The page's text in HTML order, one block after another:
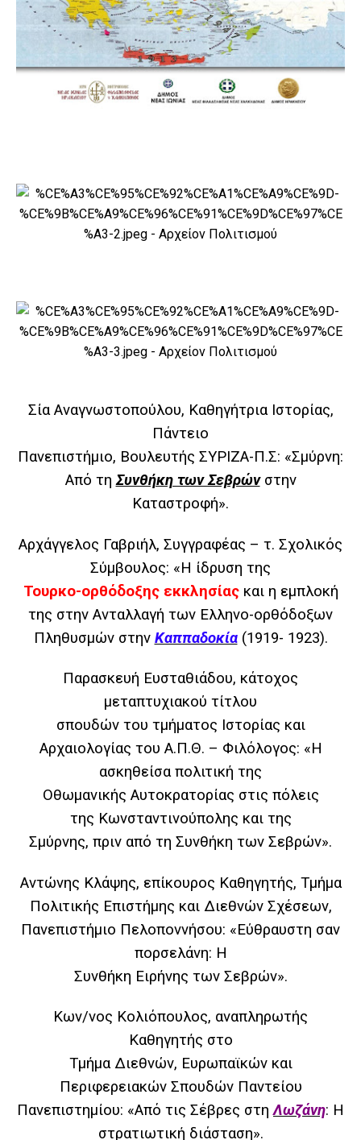
Σία Αναγνωστοπούλου, Καθηγήτρια Ιστορίας,
Πάντειο
Πανεπιστήμιο, Βουλευτής ΣΥΡΙΖΑ-Π.Σ: «Σμύρνη:
Από τηΣυνθήκη των Σεβρώνστην
Καταστροφή».
Αρχάγγελος Γαβριήλ, Συγγραφέας – τ. Σχολικός
Σύμβουλος: «Η ίδρυση της
Τουρκο-ορθόδοξης εκκλησίαςκαι η εμπλοκή
της στην Ανταλλαγή των Ελληνο-ορθόδοξων
Πληθυσμών στην Καππαδοκία(1919- 1923).
Παρασκευή Ευσταθιάδου, κάτοχος
μεταπτυχιακού τίτλου
σπουδών του τμήματος Ιστορίας και
Αρχαιολογίας του Α.Π.Θ. – Φιλόλογος: «Η
ασκηθείσα πολιτική της
Οθωμανικής Αυτοκρατορίας στις πόλεις
της Κωνσταντινούπολης και της
Σμύρνης, πριν από τη Συνθήκη των Σεβρών».
Αντώνης Κλάψης, επίκουρος Καθηγητής, Τμήμα
Πολιτικής Επιστήμης και Διεθνών Σχέσεων,
Πανεπιστήμιο Πελοποννήσου: «Εύθραυστη σαν
πορσελάνη: Η
Συνθήκη Ειρήνης των Σεβρών».
Κων/νος Κολιόπουλος, αναπληρωτής
Καθηγητής στο
Τμήμα Διεθνών, Ευρωπαϊκών και
Περιφερειακών Σπουδών Παντείου
Πανεπιστημίου: «Από τις Σέβρες στηΛωζάνη: Η
στρατιωτική διάσταση».